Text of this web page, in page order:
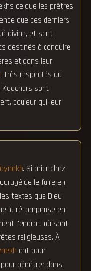
ce que les prêtres
que ces derniers
divine, et sont
destinés à conduire
et dans leur
. Très respectés au
Kaachars sont
couleur qui leur
. Si prier chez
de le faire en
textes que Dieu
la récompense en
l'endroit où sont
religieuses. À
ont pour
pénétrer dans